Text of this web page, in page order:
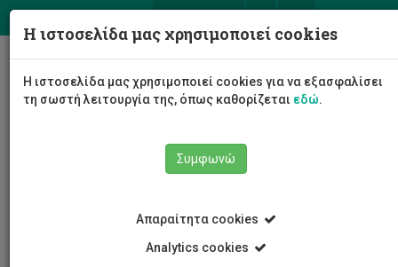
Σχολή Γεωτεχνικών Επιστημών και Διαχείρισης
Τμήμα Χημικών Μηχανικών
Ερευνητικά Προγράμματα
Η ιστοσελίδα μας χρησιμοποιεί cookies
Η ιστοσελίδα μας χρησιμοποιεί cookies για να εξασφαλίσει
τη σωστή λειτουργία της, όπως καθορίζεται εδώ.
Συμφωνώ
Απαραίτητα cookies
Analytics cookies